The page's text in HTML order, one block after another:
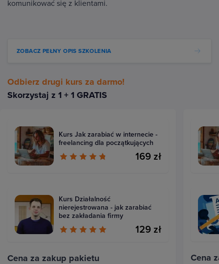
komunikować się z klientami.
ZOBACZ PEŁNY OPIS SZKOLENIA
Odbierz drugi kurs za darmo!
Skorzystaj z 1 + 1 GRATIS
Kurs Jak zarabiać w internecie -
freelancing dla początkujących
169 zł
Kurs Działalność
nierejestrowana - jak zarabiać
bez zakładania firmy
129 zł
Cena za zakup pakietu Cena